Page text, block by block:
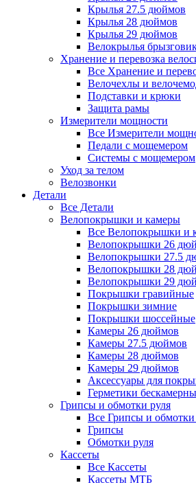
Крылья 27.5 дюймов
Крылья 28 дюймов
Крылья 29 дюймов
Велокрылья
Хранение и перевозка
Все Хранение и
Велочехлы и
Подставки и крюки
Защита рамы
Измерители мощности
Все Измерители
Педали с мощемером
Системы с мощемером
Уход за телом
Велозвонки
Детали
Все Детали
Велопокрышки и камеры
Все Велопокрышки и
Велопокрышки 26
Велопокрышки 27.5
Велопокрышки 28
Велопокрышки 29
Покрышки гравийные
Покрышки зимние
Покрышки шоссейные
Камеры 26 дюймов
Камеры 27.5 дюймов
Камеры 28 дюймов
Камеры 29 дюймов
Аксессуары для
Герметики
Грипсы и обмотки руля
Все Грипсы и обмотки
Грипсы
Обмотки руля
Кассеты
Все Кассеты
Кассеты МТБ